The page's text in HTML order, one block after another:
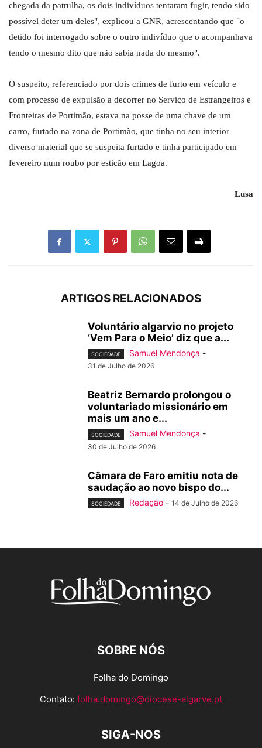
chegada da patrulha, os dois indivíduos tentaram fugir, tendo sido
possível deter um deles", explicou a GNR, acrescentando que "o
detido foi interrogado sobre o outro indivíduo que o acompanhava
tendo o mesmo dito que não sabia nada do mesmo".
O suspeito, referenciado por dois crimes de furto em veículo e
com processo de expulsão a decorrer no Serviço de Estrangeiros e
Fronteiras de Portimão, estava na posse de uma chave de um
carro, furtado na zona de Portimão, que tinha no seu interior
diverso material que se suspeita furtado e tinha participado em
fevereiro num roubo por esticão em Lagoa.
Lusa
ARTIGOS RELACIONADOS
Voluntário algarvio no projeto
‘Vem Para o Meio’ diz que a...
SOCIEDADE Samuel Mendonça -
31 de Julho de 2026
Beatriz Bernardo prolongou o
voluntariado missionário em
mais um ano e...
SOCIEDADE Samuel Mendonça -
30 de Julho de 2026
Câmara de Faro emitiu nota de
saudação ao novo bispo do...
SOCIEDADE Redação - 14 de Julho de 2026
SOBRE NÓS
Folha do Domingo
Contato: folha.domingo@diocese-algarve.pt
SIGA-NOS